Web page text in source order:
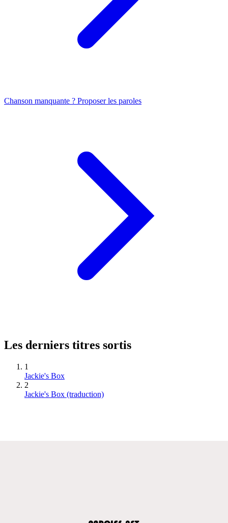
Chanson manquante ? Proposer les paroles
Les derniers titres sortis
1
Jackie's Box
2
Jackie's Box (traduction)